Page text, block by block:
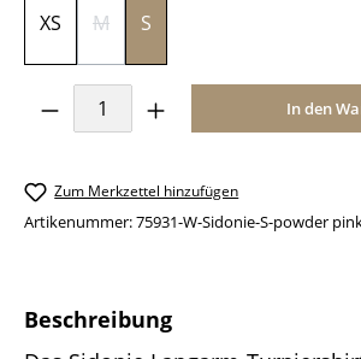
XS M(Diese Option ist zurzeit nicht
S
Produkt Anzahl: Gib den
In den
Zum Merkzettel hinzufügen
Artikenummer:75931-W-Sidonie-S-powder
Beschreibung